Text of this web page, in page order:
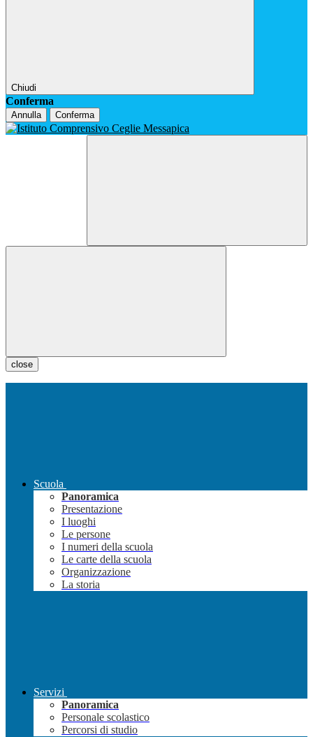
Chiudi
Conferma
Annulla Conferma
close
Scuola
Panoramica
Presentazione
I luoghi
Le persone
I numeri della scuola
Le carte della scuola
Organizzazione
La storia
Servizi
Panoramica
Personale scolastico
Percorsi di studio